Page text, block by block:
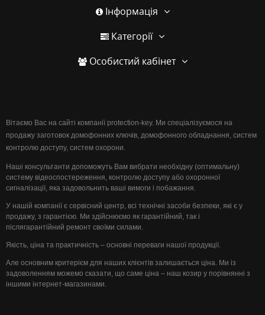
Інформація
Категорії
Особистий кабінет
Вітаємо Вас на сайті компанії protection-key. Ми спеціалізуємося на
продажу заготовок домофонних ключів, домофонного обладнання, систем
контролю доступу, систем охорони.
Наші консультанти допоможуть Вам вибрати необхідну (оптимальну)
систему відеоспостереження, контролю доступу або охоронної
сигналізації, яка задовольнить ваші вимоги і побажання.
У нашій компанії є сервісний центр, всі технічні засоби безпеки, які є у
продажу, з гарантією. Ми здійснюємо як гарантійний, так і
післягарантійний ремонт своїми силами.
Якість, ціна та практичність – основні переваги нашої продукції.
Але основним критерієм для наших клієнтів залишається ціна. Ми із
задоволенням можемо сказати, що саме ціна – наш козир у порівнянні з
іншими інтернет-магазинами.